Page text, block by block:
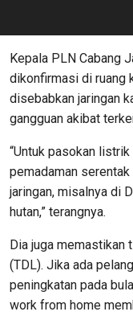
Kepala PLN Cabang
dikonfirmasi di ruang
disebabkan jaringan
gangguan akibat
“Untuk pasokan
pemadaman serentak
jaringan, misalnya di
hutan,” terangnya.
Dia juga memastikan
(TDL). Jika ada
peningkatan pada
work from home